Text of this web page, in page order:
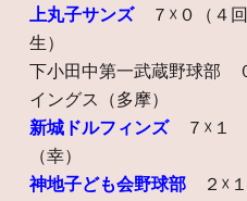
上丸子サンズ７☓０（４回
生）
下小田中第一武蔵野球部
イングス（多摩）
新城ドルフィンズ７☓１
（幸）
神地子ども会野球部 ２☓